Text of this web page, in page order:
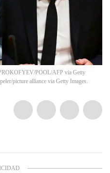
POOL/AFP via Getty
picture alliance via Getty Images.